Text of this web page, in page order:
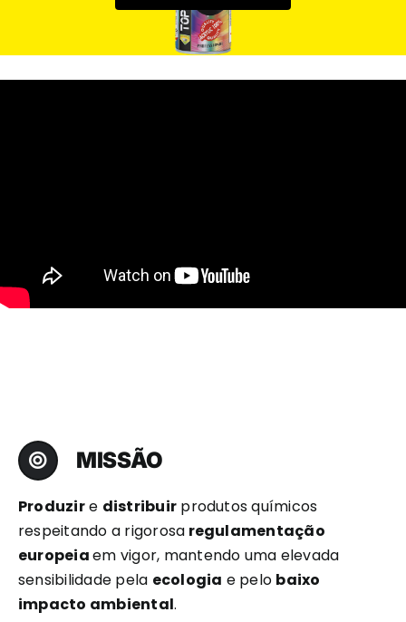
MISSÃO
Produzire distribuir produtos químicos
respeitando a rigorosa regulamentação
europeiaem vigor, mantendo uma elevada
sensibilidade pela ecologia e pelo baixo
impacto ambiental.